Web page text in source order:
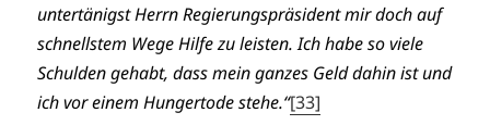
untertänigst Herrn Regierungspräsident mir doch auf
schnellstem Wege Hilfe zu leisten. Ich habe so viele
Schulden gehabt, dass mein ganzes Geld dahin ist und
ich vor einem Hungertode stehe.“[33]